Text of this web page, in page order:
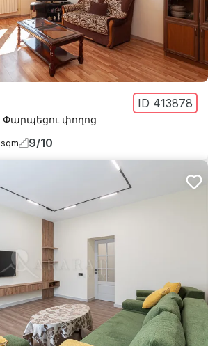
ID 413878
Փարպեցու փողոց
sqm 9/10